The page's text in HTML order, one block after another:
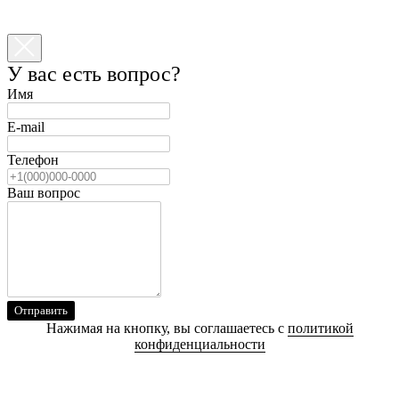
У вас есть вопрос?
Имя
E-mail
Телефон
Ваш вопрос
Отправить
Нажимая на кнопку, вы соглашаетесь с политикой
конфиденциальности